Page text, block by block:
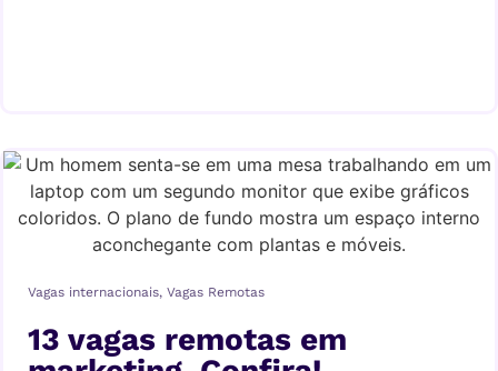
Vagas internacionais,Vagas Remotas
13 vagas remotas em